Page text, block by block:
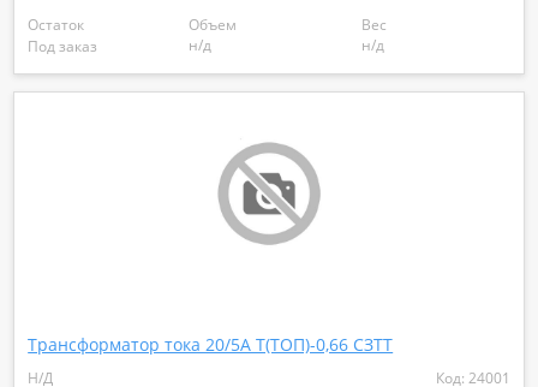
Остаток
Под заказ
Объем
н/д
Вес
н/д
Трансформатор тока 20/5А Т(ТОП)-0,66 СЗТТ
Н/Д
Код: 24001